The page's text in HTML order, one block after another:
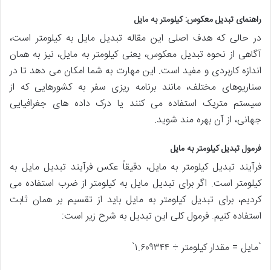
راهنمای تبدیل معکوس: کیلومتر به مایل
در حالی که هدف اصلی این مقاله تبدیل مایل به کیلومتر است،
آگاهی از نحوه تبدیل معکوس، یعنی کیلومتر به مایل، نیز به همان
اندازه کاربردی و مفید است. این مهارت به شما امکان می دهد تا در
سناریوهای مختلف، مانند برنامه ریزی سفر به کشورهایی که از
سیستم متریک استفاده می کنند یا درک داده های جغرافیایی
جهانی، از آن بهره مند شوید.
فرمول تبدیل کیلومتر به مایل
فرآیند تبدیل کیلومتر به مایل، دقیقاً عکس فرآیند تبدیل مایل به
کیلومتر است. اگر برای تبدیل مایل به کیلومتر از ضرب استفاده می
کردیم، برای تبدیل کیلومتر به مایل باید از تقسیم بر همان ثابت
استفاده کنیم. فرمول کلی این تبدیل به شرح زیر است:
`مایل = مقدار کیلومتر ÷ ۱.۶۰۹۳۴۴`